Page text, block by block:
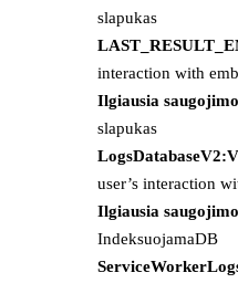
slapukas
interaction with
Ilgiausia
slapukas
user’s interaction
Ilgiausia
IndeksuojamaDB